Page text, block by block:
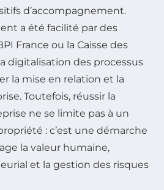
d’accompagnement.
a été facilité par des
France ou la Caisse des
digitalisation des processus
la mise en relation et la
Toutefois, réussir la
ne se limite pas à un
: c’est une démarche
la valeur humaine,
et la gestion des risques